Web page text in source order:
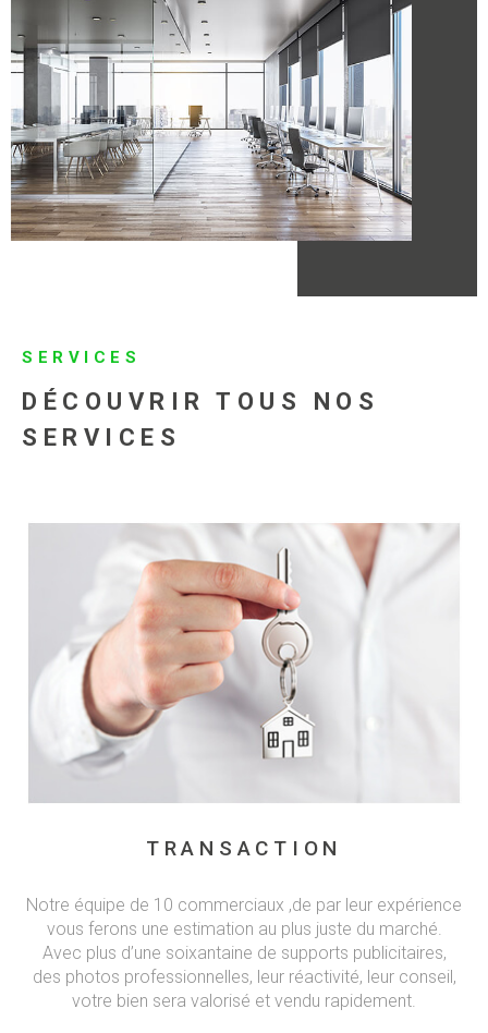
SERVICES
DÉCOUVRIR TOUS NOS
SERVICES
TRANSACTION
Notre équipe de 10 commerciaux ,de par leur expérience
vous ferons une estimation au plus juste du marché.
Avec plus d’une soixantaine de supports publicitaires,
des photos professionnelles, leur réactivité, leur conseil,
votre bien sera valorisé et vendu rapidement.